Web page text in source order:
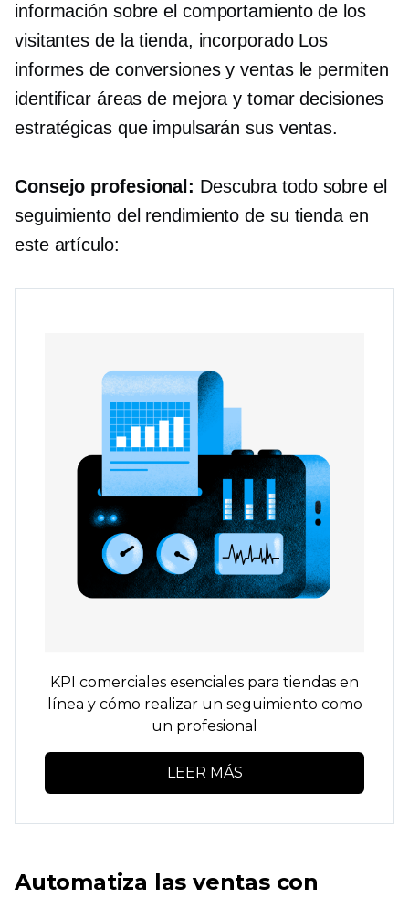
información sobre el comportamiento de los
visitantes de la tienda, incorporadoLos
informes de conversiones y ventas le permiten
identificar áreas de mejora y tomar decisiones
estratégicas que impulsarán sus ventas.
Consejo profesional: Descubra todo sobre el
seguimiento del rendimiento de su tienda en
este artículo:
KPI comerciales esenciales para tiendas en
línea y cómo realizar un seguimiento como
un profesional
LEER MÁS
Automatiza las ventas con